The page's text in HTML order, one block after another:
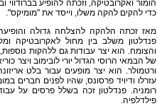
כדי להקים להקה משלו, וייסד את "מומיקס".
מאז זכתה הלהקה להצלחה גדולה
פנדלטון משלב בין מחול לאקרובטיקה
והצומח. הוא יצר עבודות גם ללהקות
של הבמאי הרוסי הגדול יורי לובימוב ויצר
ורטמולר. הוא יצר מופעים עבור בלט
עזרלו ודיויד פרסונס, שהיו לפנים חברים
רומניה. פנדלטון זכה בשלל פרסים על
פילדלפיה.